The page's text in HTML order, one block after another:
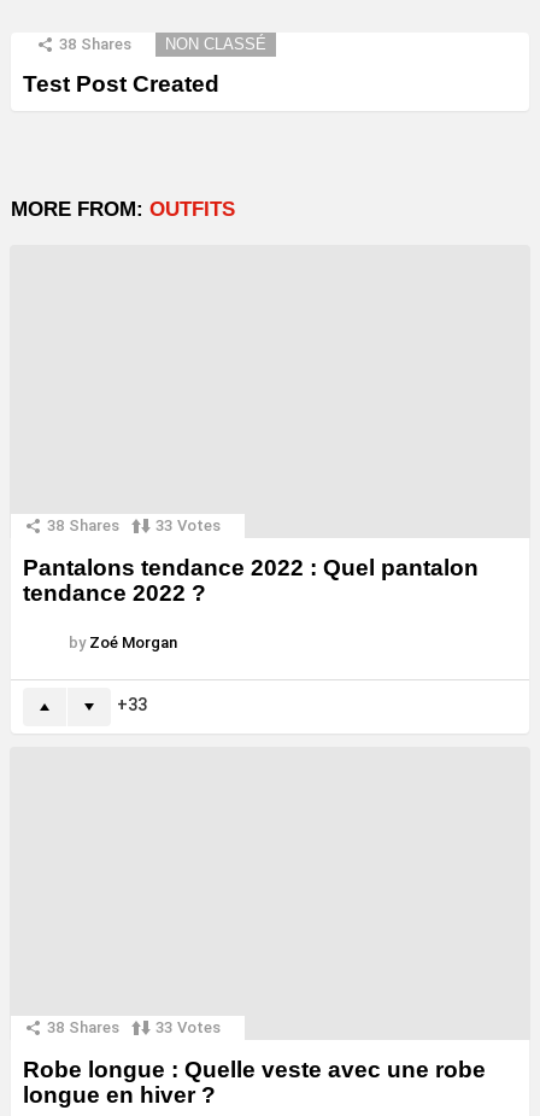
38 Shares NON CLASSÉ
Test Post Created
MORE FROM: OUTFITS
38 Shares 33 Votes
Pantalons tendance 2022 : Quel pantalon
tendance 2022 ?
by Zoé Morgan
33
38 Shares 33 Votes
Robe longue : Quelle veste avec une robe
longue en hiver ?